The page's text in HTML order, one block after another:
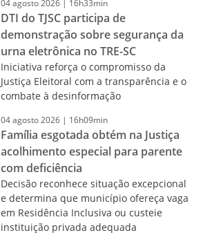
04agosto2026 | 16h33min
DTI do TJSC participa de
demonstração sobre segurança da
urna eletrônica no TRE-SC
Iniciativa reforça o compromisso da
Justiça Eleitoral com a transparência e o
combate à desinformação
04agosto2026 | 16h09min
Família esgotada obtém na Justiça
acolhimento especial para parente
com deficiência
Decisão reconhece situação excepcional
e determina que município ofereça vaga
em Residência Inclusiva ou custeie
instituição privada adequada